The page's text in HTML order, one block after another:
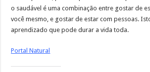
o saudável é uma combinação entre gostar de
você mesmo, e gostar de estar com pessoas.
aprendizado que pode durar a vida toda.
Portal Natural